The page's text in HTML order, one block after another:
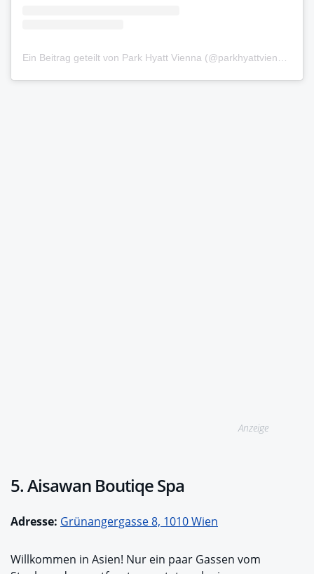
Anzeige
5. Aisawan Boutiqe Spa
Adresse: Grünangergasse 8, 1010 Wien
Willkommen in Asien! Nur ein paar Gassen vom